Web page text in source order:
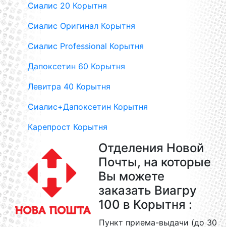
Сиалис 20 Корытня
Сиалис Оригинал Корытня
Сиалис Professional Корытня
Дапоксетин 60 Корытня
Левитра 40 Корытня
Сиалис+Дапоксетин Корытня
Карепрост Корытня
Отделения Новой
Почты, на которые
Вы можете
заказать Виагру
100 в Корытня :
Пункт приема-выдачи (до 30